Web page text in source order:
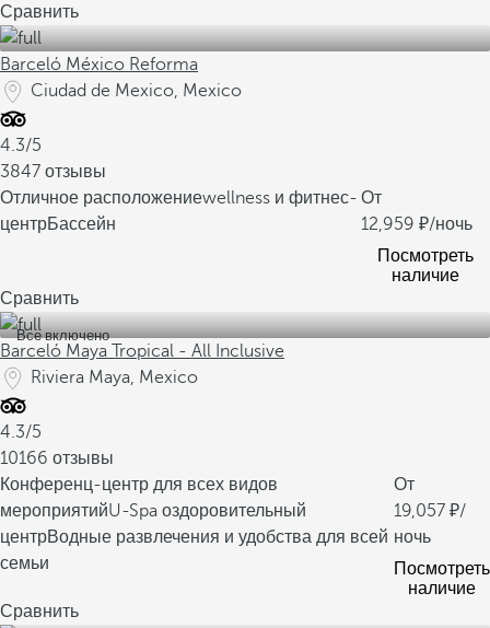
Сравнить
Barceló México Reforma
Ciudad de Mexico, Mexico
4.3/5
3847 отзывы
Отличное расположениеwellness и фитнес-
центрБассейн
От
12,959
/ночь
Посмотреть
наличие
Сравнить
Все включено
Barceló Maya Tropical - All Inclusive
Riviera Maya, Mexico
4.3/5
10166 отзывы
Конференц-центр для всех видов
мероприятийU-Spa оздоровительный
центрВодные развлечения и удобства для всей
семьи
От
19,057
/
ночь
Посмотреть
наличие
Сравнить